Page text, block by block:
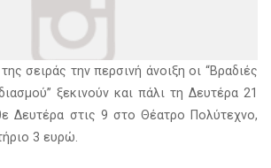
σειράς την περσινή άνοιξη οι “Βραδιές
ξεκινούν και πάλι τη Δευτέρα 21
Δευτέρα στις 9 στο Θέατρο Πολύτεχνο,
3 ευρώ.